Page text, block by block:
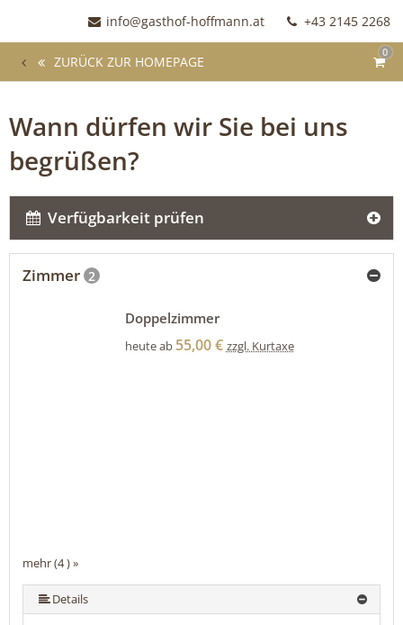
info@gasthof-hoffmann.at +43 2145 2268
0
ZURÜCK ZUR HOMEPAGE
Wann dürfen wir Sie bei uns
begrüßen?
Verfügbarkeit prüfen
Zimmer 2
mehr (4 ) »
Doppelzimmer
heute ab 55,00 € zzgl. Kurtaxe
Details